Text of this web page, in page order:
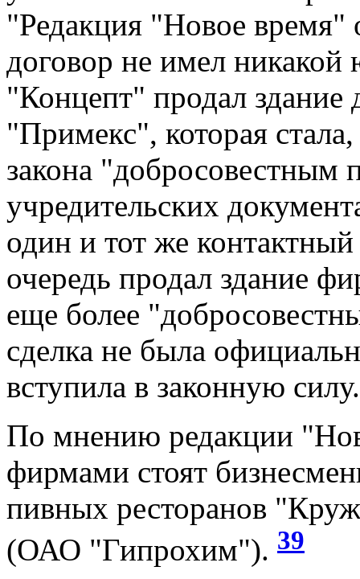
"Редакция "Новое время"
договор не имел
"Концепт" продал
"Примекс", которая
закона "добросовестным
учредительских
один и тот же
очередь продал здание
еще более
сделка не была
вступила в законную силу.
По мнению редакции
фирмами стоят
пивных ресторанов
(ОАО "Гипрохим"). 39